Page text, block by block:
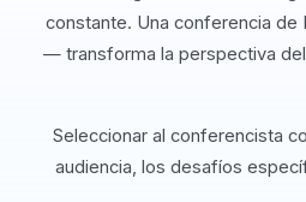
constante. Una conferencia de
— transforma la perspectiva
Seleccionar al conferencista
audiencia, los desafíos